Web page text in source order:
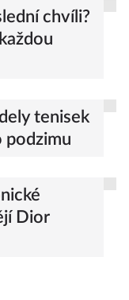
chvíli?
tenisek
podzimu
Dior